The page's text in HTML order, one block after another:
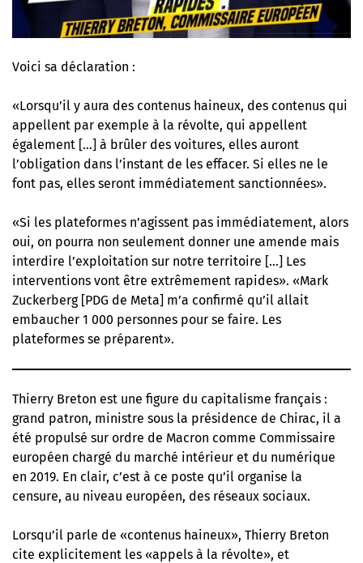
Voici sa déclaration :
«Lorsqu’il y aura des contenus haineux, des contenus qui
appellent par exemple à la révolte, qui appellent
également […] à brûler des voitures, elles auront
l’obligation dans l’instant de les effacer. Si elles ne le
font pas, elles seront immédiatement sanctionnées».
«Si les plateformes n’agissent pas immédiatement, alors
oui, on pourra non seulement donner une amende mais
interdire l’exploitation sur notre territoire […] Les
interventions vont être extrêmement rapides». «Mark
Zuckerberg [PDG de Meta] m’a confirmé qu’il allait
embaucher 1 000 personnes pour se faire. Les
plateformes se préparent».
Thierry Breton est une figure du capitalisme français :
grand patron, ministre sous la présidence de Chirac, il a
été propulsé sur ordre de Macron comme Commissaire
européen chargé du marché intérieur et du numérique
en 2019. En clair, c’est à ce poste qu’il organise la
censure, au niveau européen, des réseaux sociaux.
Lorsqu’il parle de «contenus haineux», Thierry Breton
cite explicitement les «appels à la révolte», et